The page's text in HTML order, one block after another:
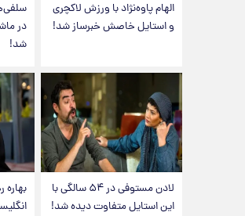
الهام پاوه‌نژاد با ورزش لاکچری
و استایل خاصش خبرساز شد!
در
شد!
لادن مستوفی در ۵۴ سالگی با
این استایل متفاوت دیده شد!
بهاره